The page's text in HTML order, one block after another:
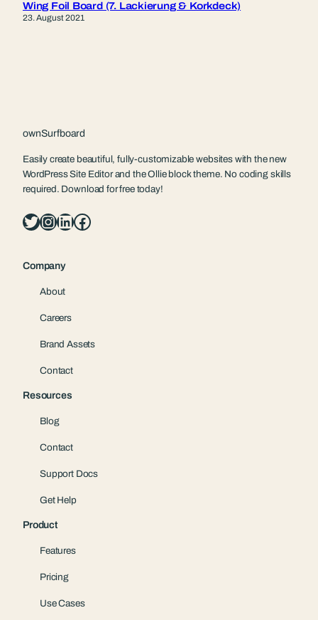
Wing Foil Board (7. Lackierung & Korkdeck)
23. August 2021
ownSurfboard
Easily create beautiful, fully-customizable websites with the new
WordPress Site Editor and the Ollie block theme. No coding skills
required. Download for free today!
Twitter InstagramLinkedIn Facebook
Company
About
Careers
Brand Assets
Contact
Resources
Blog
Contact
Support Docs
Get Help
Product
Features
Pricing
Use Cases